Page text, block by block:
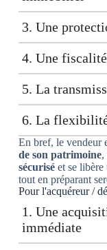
3. Une
4. Une
5. La
6. La
En bref, le vendeur
de son patrimoine,
sécuriséet se libère
tout en préparant
Pour l'acquéreur /
1. Une
immédiate